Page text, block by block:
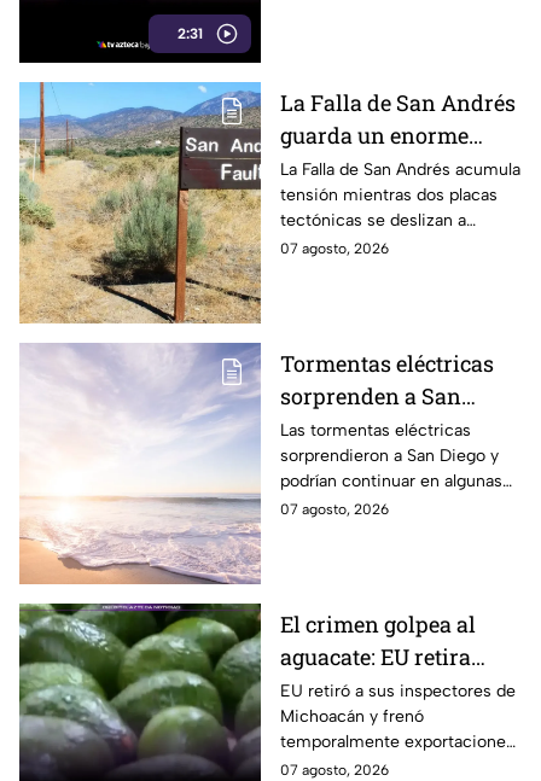
2:31
La Falla de San Andrés
guarda un enorme
peligro: estos datos
explican el temor
científico
La Falla de San Andrés acumula
tensión mientras dos placas
tectónicas se deslizan a
centímetros por año. Estos
07 agosto, 2026
Tormentas eléctricas
sorprenden a San
Diego; autoridades
advierten que
continuarán durante el
fin de semana
Las tormentas eléctricas
sorprendieron a San Diego y
podrían continuar en algunas
zonas durante el fin de
07 agosto, 2026
El crimen golpea al
aguacate: EU retira
inspectores y suspende
temporalmente
exportaciones
EU retiró a sus inspectores de
Michoacán y frenó
temporalmente exportaciones
de aguacate ante la
07 agosto, 2026